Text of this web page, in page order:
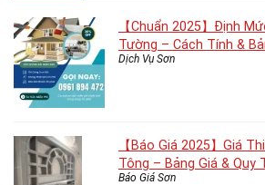
【Chuẩn 2025】Định
Tường – Cách Tính &
Dịch Vụ Sơn
【Báo Giá 2025】Giá
Tông – Bảng Giá & Quy
Báo Giá Sơn